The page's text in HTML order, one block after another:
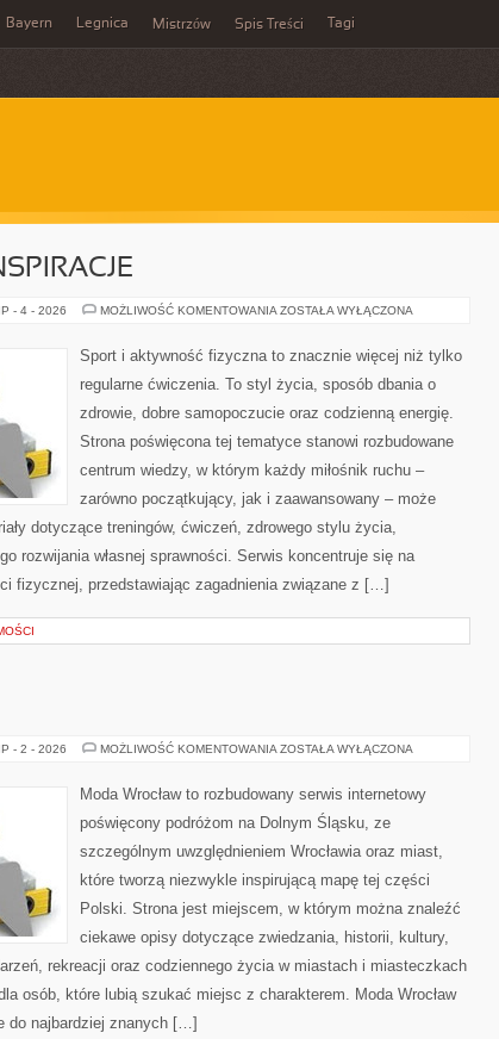
Bayern Legnica Mistrzów Spis Treści Tagi
- 4 - 2026 MOŻLIWOŚĆ KOMENTOWANIA LIFESTYLE
ZOSTAŁA WYŁĄCZONA
Sport i aktywność fizyczna to znacznie więcej niż tylko
regularne ćwiczenia. To styl życia, sposób dbania o
zdrowie, dobre samopoczucie oraz codzienną energię.
Strona poświęcona tej tematyce stanowi rozbudowane
centrum wiedzy, w którym każdy miłośnik ruchu –
zarówno początkujący, jak i zaawansowany – może
dotyczące treningów, ćwiczeń, zdrowego stylu życia,
rozwijania własnej sprawności. Serwis koncentruje się na
fizycznej, przedstawiając zagadnienia związane z […]
- 2 - 2026 MOŻLIWOŚĆ KOMENTOWANIA ZGORZELEC
ZOSTAŁA WYŁĄCZONA
Moda Wrocław to rozbudowany serwis internetowy
poświęcony podróżom na Dolnym Śląsku, ze
szczególnym uwzględnieniem Wrocławia oraz miast,
które tworzą niezwykle inspirującą mapę tej części
Polski. Strona jest miejscem, w którym można znaleźć
ciekawe opisy dotyczące zwiedzania, historii, kultury,
rekreacji oraz codziennego życia w miastach i miasteczkach
osób, które lubią szukać miejsc z charakterem. Moda Wrocław
do najbardziej znanych […]